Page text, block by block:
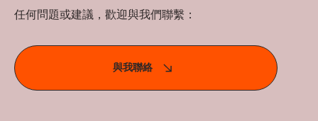
任何問題或建議，歡迎與我們聯繫：
與我聯絡